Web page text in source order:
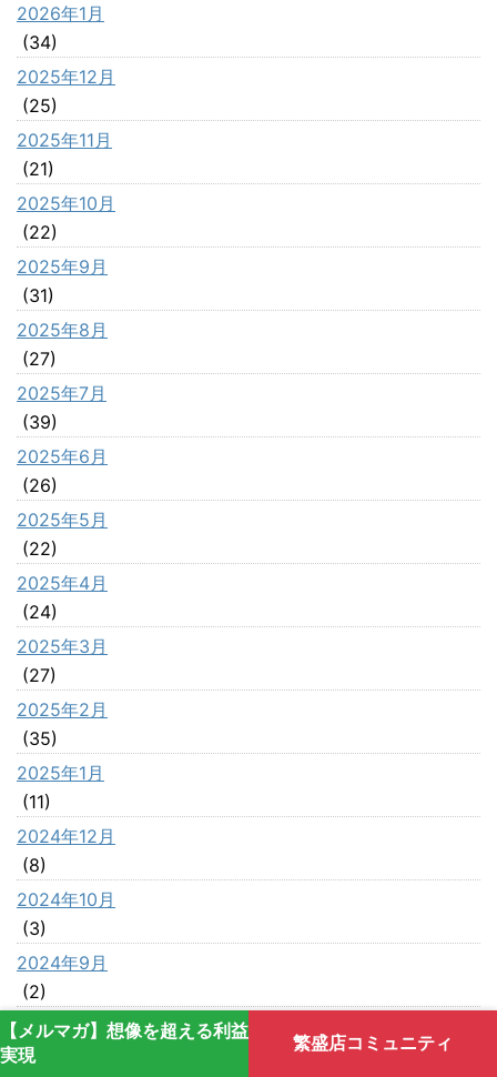
【メルマガ】想像を超える利益
実現
繁盛店コミュニティ
2026年1月
(34)
2025年12月
(25)
2025年11月
(21)
2025年10月
(22)
2025年9月
(31)
2025年8月
(27)
2025年7月
(39)
2025年6月
(26)
2025年5月
(22)
2025年4月
(24)
2025年3月
(27)
2025年2月
(35)
2025年1月
(11)
2024年12月
(8)
2024年10月
(3)
2024年9月
(2)
2024年8月
(23)